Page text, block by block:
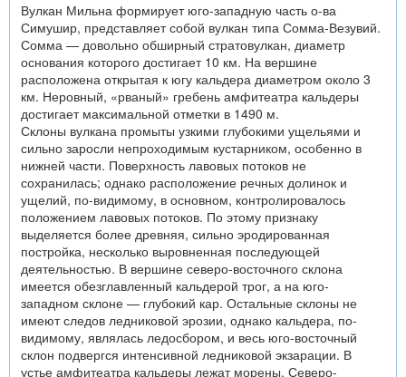
Вулкан Мильна формирует юго-западную часть о-ва
Симушир, представляет собой вулкан типа Сомма-Везувий.
Сомма — довольно обширный стратовулкан, диаметр
основания которого достигает 10 км. На вершине
расположена открытая к югу кальдера диаметром около 3
км. Неровный, «рваный» гребень амфитеатра кальдеры
достигает максимальной отметки в 1490 м.
Склоны вулкана промыты узкими глубокими ущельями и
сильно заросли непроходимым кустарником, особенно в
нижней части. Поверхность лавовых потоков не
сохранилась; однако расположение речных долинок и
ущелий, по-видимому, в основном, контролировалось
положением лавовых потоков. По этому признаку
выделяется более древняя, сильно эродированная
постройка, несколько выровненная последующей
деятельностью. В вершине северо-восточного склона
имеется обезглавленный кальдерой трог, а на юго-
западном склоне — глубокий кар. Остальные склоны не
имеют следов ледниковой эрозии, однако кальдера, по-
видимому, являлась ледосбором, и весь юго-восточный
склон подвергся интенсивной ледниковой экзарации. В
устье амфитеатра кальдеры лежат морены. Северо-